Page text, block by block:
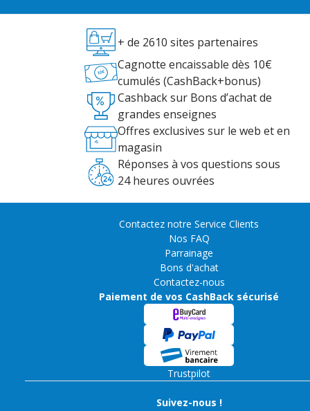
+ de 2610 sites partenaires
Cagnotte encaissable dès 10€
cumulés (CashBack+bonus)
Cashback sur Bons d’achat de
grandes enseignes
Offres exclusives sur le web et en
magasin
Réponses à vos questions sous
24 heures ouvrées
Contactez notre Service Clients
Nos FAQ
Parrainage
Bons d'achat
Contactez-nous
Paiement de vos CashBack sécurisé
Trustpilot
Suivez-nous !